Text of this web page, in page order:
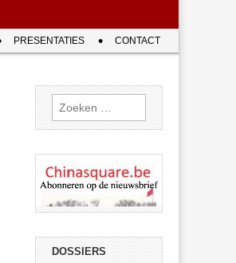
PRESENTATIES CONTACT
Zoeken
naar:
DOSSIERS